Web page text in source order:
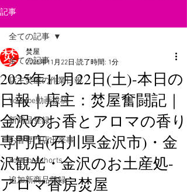
記事
全ての記事
店主焚屋の作業日報
Youtube動画投稿
新商品登録
お香専門店出来事
Youtube#shorts
追加新商品登録
全ての記事
2025年11月22日(土)-本日の
日報｜店主：焚屋奮闘記｜
金沢のお香とアロマの香り
専門店(石川県金沢市)・金
沢観光・金沢のお土産処-
アロマ香房焚屋
焚屋
2025年11月22日 読了時間: 1分